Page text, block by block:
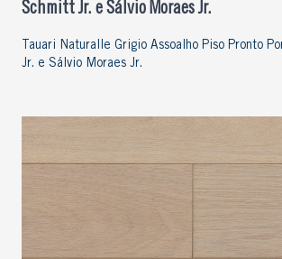
Schmitt Jr. e Sálvio Moraes Jr.
Tauari Naturalle Grigio Assoalho Piso Pronto
Jr. e Sálvio Moraes Jr.